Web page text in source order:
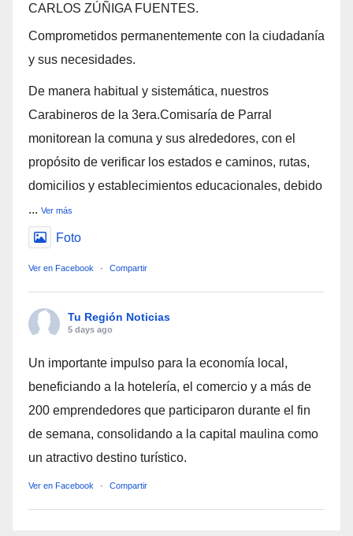
CARLOS ZÚÑIGA FUENTES.
Comprometidos permanentemente con la ciudadanía
y sus necesidades.
De manera habitual y sistemática, nuestros
Carabineros de la 3era.Comisaría de Parral
monitorean la comuna y sus alrededores, con el
propósito de verificar los estados e caminos, rutas,
domicilios y establecimientos educacionales, debido
... Ver más
Foto
Ver en Facebook · Compartir
Tu Región Noticias
5 days ago
Un importante impulso para la economía local,
beneficiando a la hotelería, el comercio y a más de
200 emprendedores que participaron durante el fin
de semana, consolidando a la capital maulina como
un atractivo destino turístico.
Ver en Facebook · Compartir